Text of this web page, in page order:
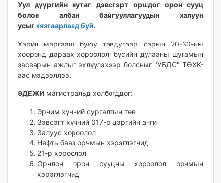
mminfo.mn
ugluu.mn
urlag.mn
unen.mn
asu.mn
shudarga.mn
shuurhai.mn
unuudur.mn
mglradio.com
fact.mn
itoim.mn
tumen.mn
shuum.mn
times.mn
Уул дүүргийн нутаг дэвсгэрт оршдог орон сууц
болон албан байгууллагуудын халуун
усыг хязгаарлаад буй.
Харин маргааш буюу тавдугаар сарын 20-30-ны
хооронд дараах хороолол, бүсийн дулааны шугамын
засварын ажлыг эхлүүлэхээр болсныг "УБДС" ТӨХК-
аас мэдээллээ.
9ДЕЖИ магистральд холбогддог:
Эрчим хүчний сургалтын төв
Зэвсэгт хүчний 017-р цэргийн анги
Залуус хороолол
Нефть бааз орчмын хэрэглэгчид
21-р хороолол
Орчлон орон сууцны хороолол орчмын
хэрэглэгчид